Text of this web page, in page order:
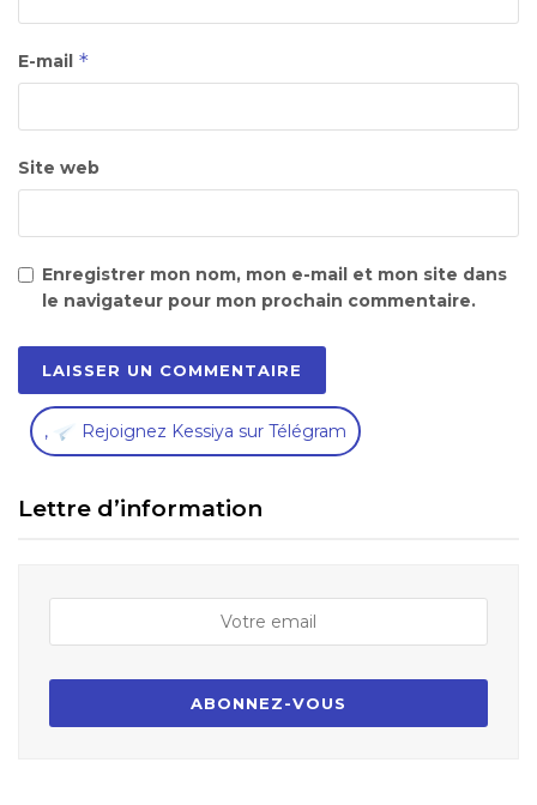
E-mail *
Site web
Enregistrer mon nom, mon e-mail et mon site dans
le navigateur pour mon prochain commentaire.
, Rejoignez Kessiya sur Télégram
Lettre d’information